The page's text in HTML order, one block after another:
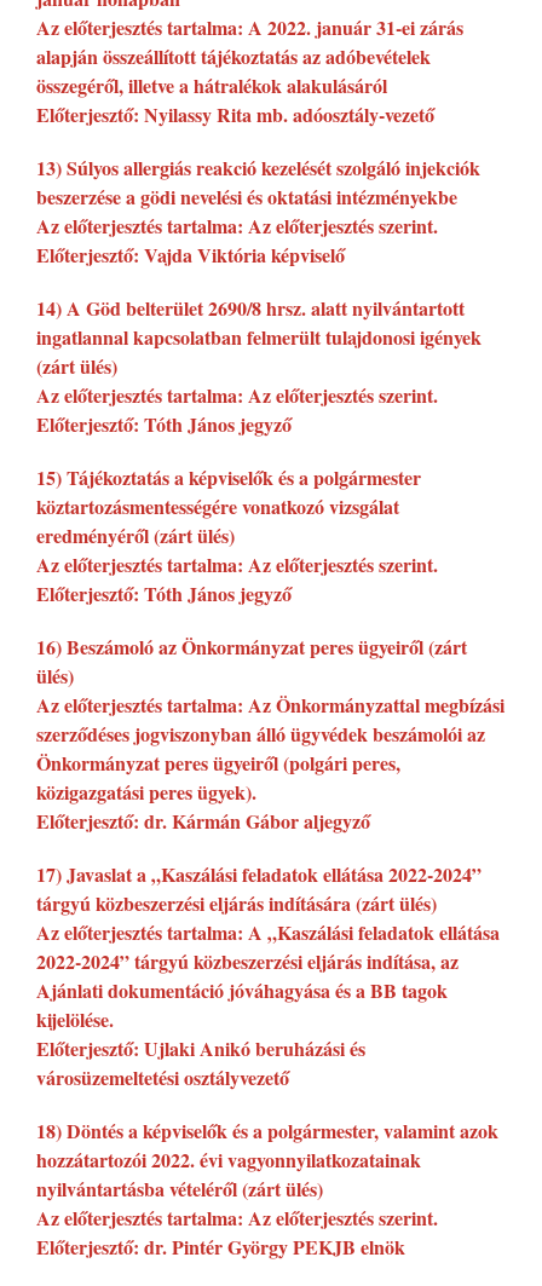
Az előterjesztés tartalma: A 2022. január 31-ei zárás
alapján összeállított tájékoztatás az adóbevételek
összegéről, illetve a hátralékok alakulásáról
Előterjesztő: Nyilassy Rita mb. adóosztály-vezető
13) Súlyos allergiás reakció kezelését szolgáló injekciók
beszerzése a gödi nevelési és oktatási intézményekbe
Az előterjesztés tartalma: Az előterjesztés szerint.
Előterjesztő: Vajda Viktória képviselő
14) A Göd belterület 2690/8 hrsz. alatt nyilvántartott
ingatlannal kapcsolatban felmerült tulajdonosi igények
(zárt ülés)
Az előterjesztés tartalma: Az előterjesztés szerint.
Előterjesztő: Tóth János jegyző
15) Tájékoztatás a képviselők és a polgármester
köztartozásmentességére vonatkozó vizsgálat
eredményéről (zárt ülés)
Az előterjesztés tartalma: Az előterjesztés szerint.
Előterjesztő: Tóth János jegyző
16) Beszámoló az Önkormányzat peres ügyeiről (zárt
ülés)
Az előterjesztés tartalma: Az Önkormányzattal megbízási
szerződéses jogviszonyban álló ügyvédek beszámolói az
Önkormányzat peres ügyeiről (polgári peres,
közigazgatási peres ügyek).
Előterjesztő: dr. Kármán Gábor aljegyző
17) Javaslat a „Kaszálási feladatok ellátása 2022-2024”
tárgyú közbeszerzési eljárás indítására (zárt ülés)
Az előterjesztés tartalma: A „Kaszálási feladatok ellátása
2022-2024” tárgyú közbeszerzési eljárás indítása, az
Ajánlati dokumentáció jóváhagyása és a BB tagok
kijelölése.
Előterjesztő: Ujlaki Anikó beruházási és
városüzemeltetési osztályvezető
18) Döntés a képviselők és a polgármester, valamint azok
hozzátartozói 2022. évi vagyonnyilatkozatainak
nyilvántartásba vételéről (zárt ülés)
Az előterjesztés tartalma: Az előterjesztés szerint.
Előterjesztő: dr. Pintér György PEKJB elnök